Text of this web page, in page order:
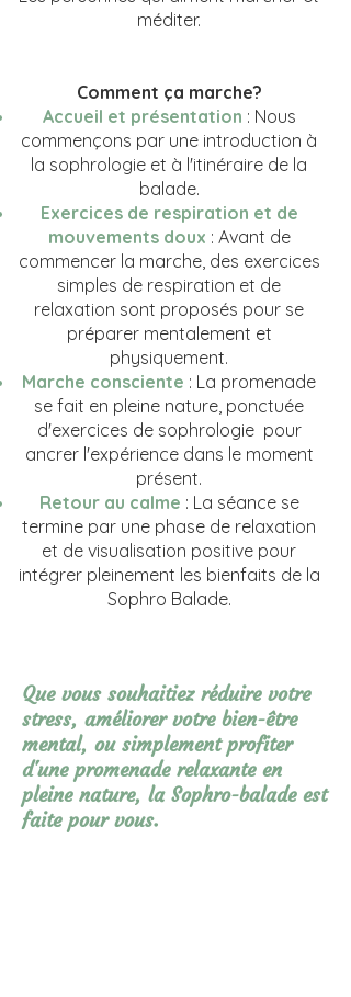
méditer.
Comment ça marche?
Accueil et présentation : Nous
commençons par une introduction à
la sophrologie et à l'itinéraire de la
balade.
Exercices de respiration et de
mouvements doux : Avant de
commencer la marche, des exercices
simples de respiration et de
relaxation sont proposés pour se
préparer mentalement et
physiquement.
Marche consciente : La promenade
se fait en pleine nature, ponctuée
d'exercices de sophrologie pour
ancrer l'expérience dans le moment
présent.
Retour au calme : La séance se
termine par une phase de relaxation
et de visualisation positive pour
intégrer pleinement les bienfaits de la
Sophro Balade.
Que vous souhaitiez réduire votre
stress, améliorer votre bien-être
mental, ou simplement profiter
d'une promenade relaxante en
pleine nature, la Sophro-balade est
faite pour vous.